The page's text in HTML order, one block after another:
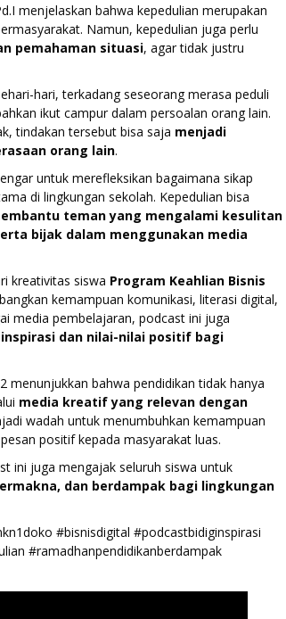
menjelaskan bahwa kepedulian merupakan
Namun, kepedulian juga perlu
pemahaman situasi, agar tidak justru
hari, terkadang seseorang merasa peduli
ikut campur dalam persoalan orang lain.
tindakan tersebut bisa saja menjadi
orang lain.
untuk merefleksikan bagaimana sikap
di lingkungan sekolah. Kepedulian bisa
teman yang mengalami kesulitan
bijak dalam menggunakan media
kreativitas siswa Program Keahlian Bisnis
kemampuan komunikasi, literasi digital,
media pembelajaran, podcast ini juga
dan nilai-nilai positif bagi
menunjukkan bahwa pendidikan tidak hanya
media kreatif yang relevan dengan
wadah untuk menumbuhkan kemampuan
positif kepada masyarakat luas.
ini juga mengajak seluruh siswa untuk
dan berdampak bagi lingkungan
#bisnisdigital #podcastbidiginspirasi
#ramadhanpendidikanberdampak